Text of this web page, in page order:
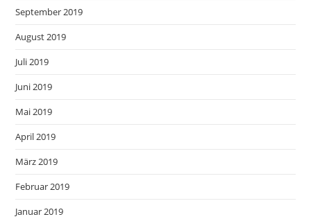
September 2019
August 2019
Juli 2019
Juni 2019
Mai 2019
April 2019
März 2019
Februar 2019
Januar 2019